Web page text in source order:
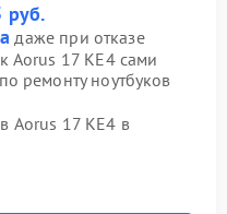
руб.
даже при отказе
Aorus 17 KE4 сами
ремонту ноутбуков
Aorus 17 KE4 в